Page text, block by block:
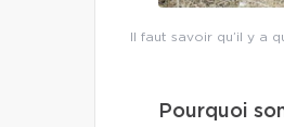
Il faut savoir qu’il y a
Pourquoi